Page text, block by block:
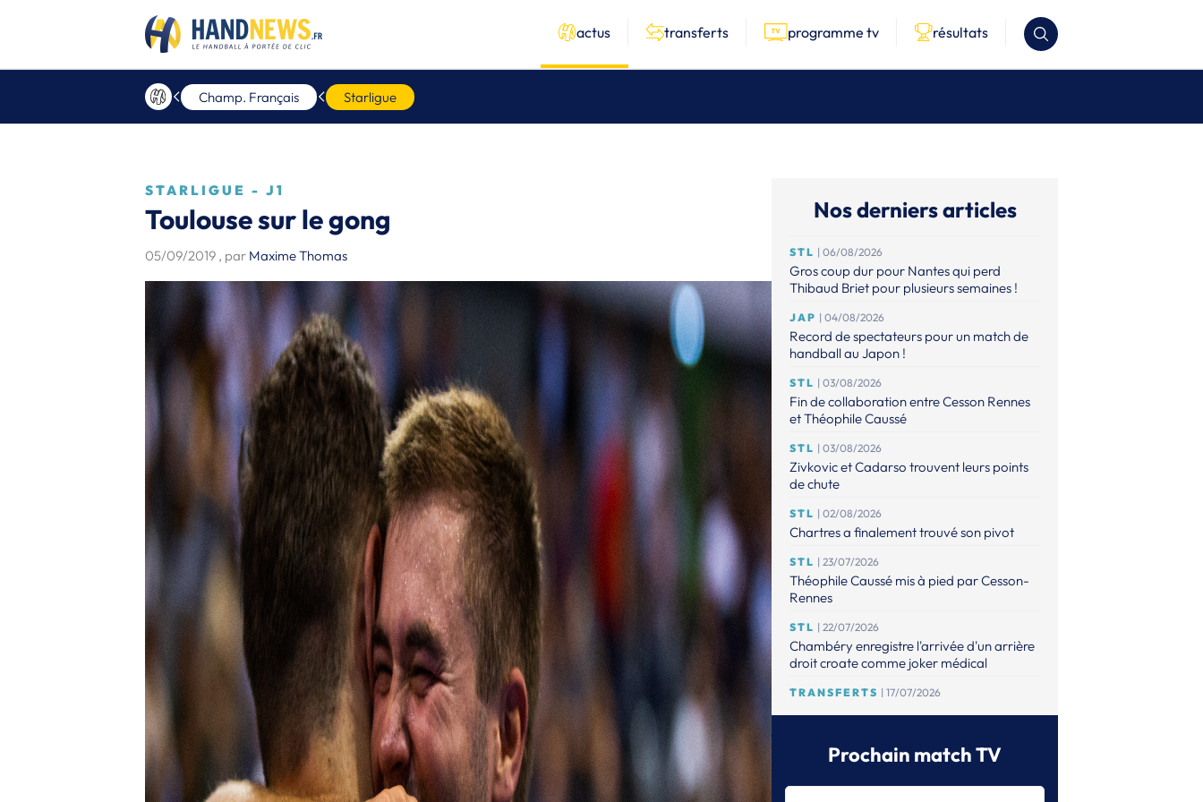
actus transferts programme tv résultats
Champ. Français Starligue
STARLIGUE - J1
Toulouse sur le gong
05/09/2019 , par Maxime Thomas
Nos derniers articles
STL | 06/08/2026
Gros coup dur pour Nantes qui perd
Thibaud Briet pour plusieurs semaines !
JAP | 04/08/2026
Record de spectateurs pour un match de
handball au Japon !
STL | 03/08/2026
Fin de collaboration entre Cesson Rennes
et Théophile Caussé
STL | 03/08/2026
Zivkovic et Cadarso trouvent leurs points
de chute
STL | 02/08/2026
Chartres a finalement trouvé son pivot
STL | 23/07/2026
Théophile Caussé mis à pied par Cesson-
Rennes
STL | 22/07/2026
Chambéry enregistre l'arrivée d'un arrière
droit croate comme joker médical
TRANSFERTS | 17/07/2026
Le point sur les mises à jour de l'espace
| 16/07/2026
Prochain match TV